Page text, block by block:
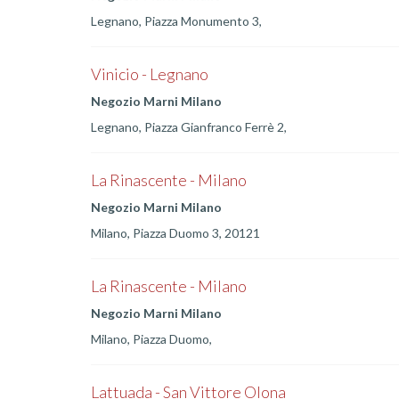
Legnano, Piazza Monumento 3,
Vinicio - Legnano
Negozio Marni Milano
Legnano, Piazza Gianfranco Ferrè 2,
La Rinascente - Milano
Negozio Marni Milano
Milano, Piazza Duomo 3, 20121
La Rinascente - Milano
Negozio Marni Milano
Milano, Piazza Duomo,
Lattuada - San Vittore Olona